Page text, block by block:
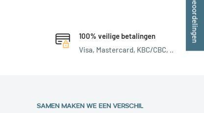
100% veilige betalingen
Visa, Mastercard, KBC/CBC, ..
SAMEN MAKEN WE EEN VERSCHIL
★ beoordelingen